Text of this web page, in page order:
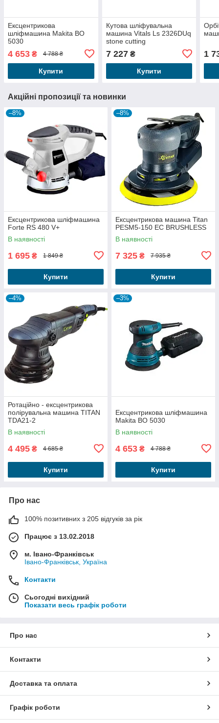
Ексцентрикова
шліфмашина Makita BO
5030
4 653 ₴ 4 788 ₴
Купити
Кутова шліфувальна
машина Vitals Ls 2326DUq
stone cutting
7 227₴
Купити
1
Акційні пропозиції та новинки
–8%
Ексцентрикова шліфмашина
Forte RS 480 V+
В наявності
1 695 ₴ 1 849 ₴
Купити
–8%
Ексцентрикова машина Titan
PESM5-150 EC BRUSHLESS
В наявності
7 325 ₴ 7 935 ₴
Купити
–4%
Ротаційно - ексцентрикова
полірувальна машина TITAN
TDA21-2
В наявності
4 495 ₴ 4 685 ₴
Купити
–3%
Ексцентрикова шліфмашина
Makita BO 5030
В наявності
4 653 ₴ 4 788 ₴
Купити
Про нас
100% позитивних з 205 відгуків за рік
Працює з 13.02.2018
м. Івано-Франківськ
Івано-Франківськ, Україна
Контакти
Сьогодні вихідний
Показати весь графік роботи
Про нас
Контакти
Доставка та оплата
Графік роботи